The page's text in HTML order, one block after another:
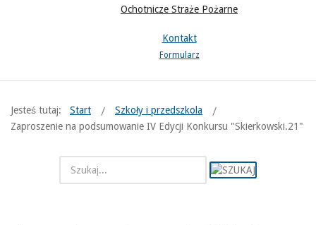
Ochotnicze Straże Pożarne
Kontakt
Formularz
Jesteś tutaj: Start
Szkoły i przedszkola
Zaproszenie na podsumowanie IV Edycji Konkursu "Skierkowski.21"